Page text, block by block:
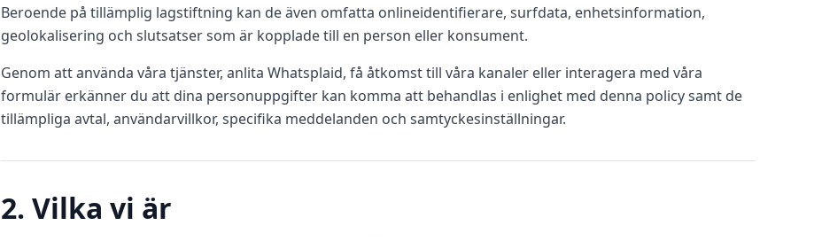
Beroende på tillämplig lagstiftning kan de även omfatta onlineidentifierare, surfdata, enhetsinformation,
geolokalisering och slutsatser som är kopplade till en person eller konsument.
Genom att använda våra tjänster, anlita Whatsplaid, få åtkomst till våra kanaler eller interagera med våra
formulär erkänner du att dina personuppgifter kan komma att behandlas i enlighet med denna policy samt de
tillämpliga avtal, användarvillkor, specifika meddelanden och samtyckesinställningar.
2. Vilka vi är